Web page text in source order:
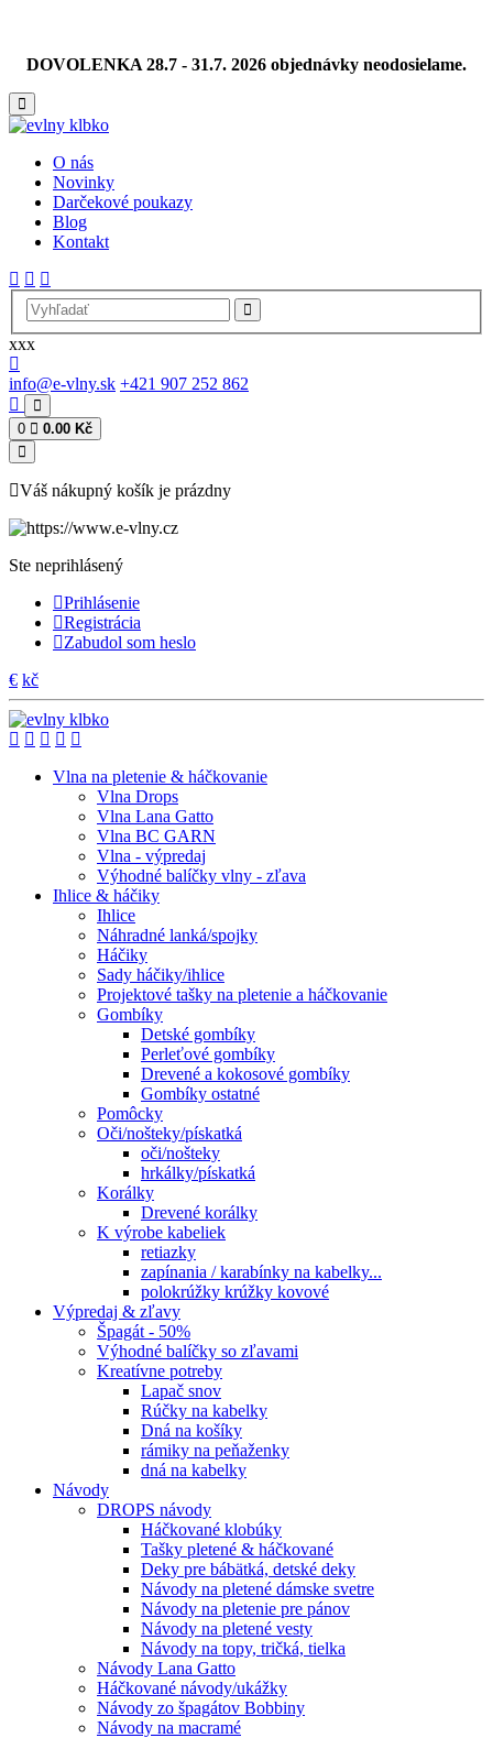
DOVOLENKA 28.7 - 31.7. 2026 objednávky neodosielame.
O nás
Novinky
Darčekové poukazy
Blog
Kontakt
xxx
info@e-vlny.sk +421 907 252 862
0 0.00 Kč
Váš nákupný košík je prázdny
Ste neprihlásený
Prihlásenie
Registrácia
Zabudol som heslo
€ kč
Vlna na pletenie & háčkovanie
Vlna Drops
Vlna Lana Gatto
Vlna BC GARN
Vlna - výpredaj
Výhodné balíčky vlny - zľava
Ihlice & háčiky
Ihlice
Náhradné lanká/spojky
Háčiky
Sady háčiky/ihlice
Projektové tašky na pletenie a háčkovanie
Gombíky
Detské gombíky
Perleťové gombíky
Drevené a kokosové gombíky
Gombíky ostatné
Pomôcky
Oči/nošteky/pískatká
oči/nošteky
hrkálky/pískatká
Korálky
Drevené korálky
K výrobe kabeliek
retiazky
zapínania / karabínky na kabelky...
polokrúžky krúžky kovové
Výpredaj & zľavy
Špagát - 50%
Výhodné balíčky so zľavami
Kreatívne potreby
Lapač snov
Rúčky na kabelky
Dná na košíky
rámiky na peňaženky
dná na kabelky
Návody
DROPS návody
Háčkované klobúky
Tašky pletené & háčkované
Deky pre bábätká, detské deky
Návody na pletené dámske svetre
Návody na pletenie pre pánov
Návody na pletené vesty
Návody na topy, tričká, tielka
Návody Lana Gatto
Háčkované návody/ukážky
Návody zo špagátov Bobbiny
Návody na macramé